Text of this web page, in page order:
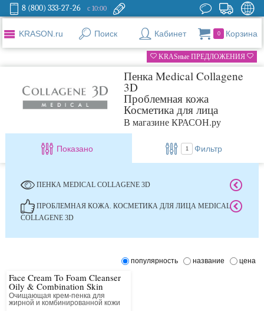
8 (800) 333-27-26 с 10:00
KRASON.ru Поиск Кабинет 0 Корзина
KRASные ПРЕДЛОЖЕНИЯ
Пенка Medical Collagene
3D
Проблемная кожа
Косметика для лица
В магазине КРАСОН.ру
Показано 1 Фильтр
ПЕНКА MEDICAL COLLAGENE 3D
ПРОБЛЕМНАЯ КОЖА. КОСМЕТИКА ДЛЯ ЛИЦА MEDICAL
COLLAGENE 3D
популярность название цена
Face Cream To Foam Cleanser
Oily & Combination Skin
Очищающая крем-пенка для
жирной и комбинированной кожи